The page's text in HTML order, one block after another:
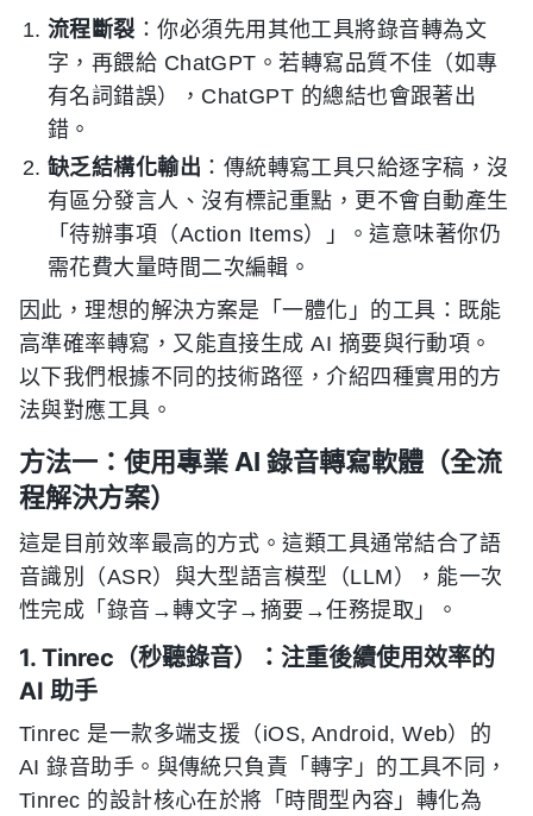
流程斷裂 ：你必須先用其他工具將錄音轉為文
字，再餵給 ChatGPT。若轉寫品質不佳（如專
有名詞錯誤），ChatGPT 的總結也會跟著出
錯。
缺乏結構化輸出 ：傳統轉寫工具只給逐字稿，沒
有區分發言人、沒有標記重點，更不會自動產生
「待辦事項（Action Items）」。這意味著你仍
需花費大量時間二次編輯。
因此，理想的解決方案是「一體化」的工具：既能
高準確率轉寫，又能直接生成 AI 摘要與行動項。
以下我們根據不同的技術路徑，介紹四種實用的方
法與對應工具。
方法一：使用專業 AI 錄音轉寫軟體（全流
程解決方案）
這是目前效率最高的方式。這類工具通常結合了語
音識別（ASR）與大型語言模型（LLM），能一次
性完成「錄音→轉文字→摘要→任務提取」。
1. Tinrec（秒聽錄音）：注重後續使用效率的
AI 助手
Tinrec 是一款多端支援（iOS, Android, Web）的
AI 錄音助手。與傳統只負責「轉字」的工具不同，
Tinrec 的設計核心在於將「時間型內容」轉化為